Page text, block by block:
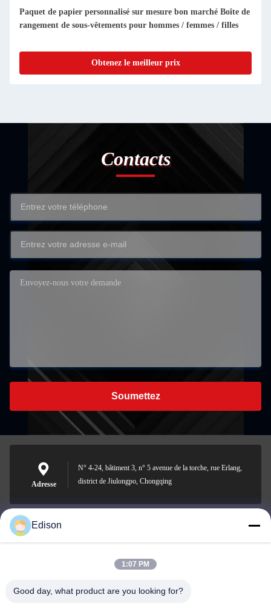
Carton d'invitation de luxe mariage haut de gamme boîte
cadeau en carton avec porte ouverte double boîte d'emballage
Obtenez le meilleur prix
Contacts
Soumettez
Adresse
N° 4-24, bâtiment 3, n° 5 avenue de la torche, rue Erlang,
district de Jiulongpo, Chongqing
edisonzhan666@163.com
Edison
1:07 PM
Good day, what product are you looking for?